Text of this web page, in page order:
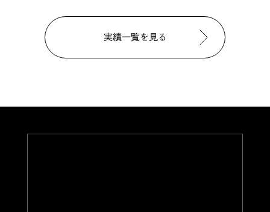
実績一覧を見る